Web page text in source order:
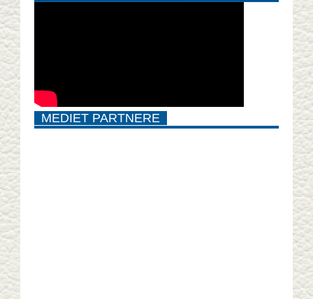
MEDIET PARTNERE